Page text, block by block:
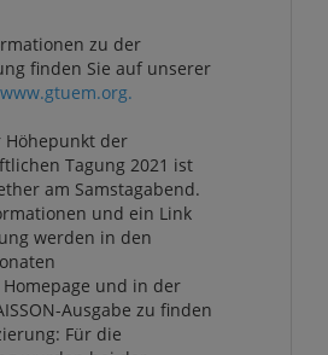
zu der
finden Sie auf unserer
www.gtuem.org.
Höhepunkt der
Tagung 2021 ist
am Samstagabend.
und ein Link
werden in den
und in der
Ausgabe zu finden
Für die